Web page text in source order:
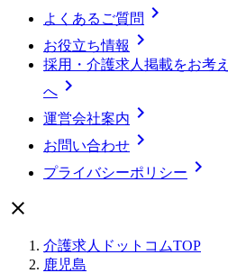
よくあるご質問 
お役立ち情報 
採用・介護求人掲載をお考
へ 
運営会社案内 
お問い合わせ 
プライバシーポリシー 

介護求人ドットコムTOP
鹿児島